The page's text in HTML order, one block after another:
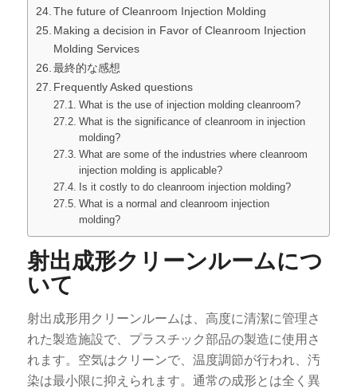
The future of Cleanroom Injection Molding
Making a decision in Favor of Cleanroom Injection
Molding Services
最終的な感想
Frequently Asked questions
What is the use of injection molding cleanroom?
What is the significance of cleanroom in injection
molding?
What are some of the industries where cleanroom
injection molding is applicable?
Is it costly to do cleanroom injection molding?
What is a normal and cleanroom injection
molding?
射出成形クリーンルームにつ
いて
射出成形用クリーンルームは、高度に清潔に管理さ
れた製造施設で、プラスチック部品の製造に使用さ
れます。空気はクリーンで、温度調節が行われ、汚
染は最小限に抑えられます。通常の成形とは全く異